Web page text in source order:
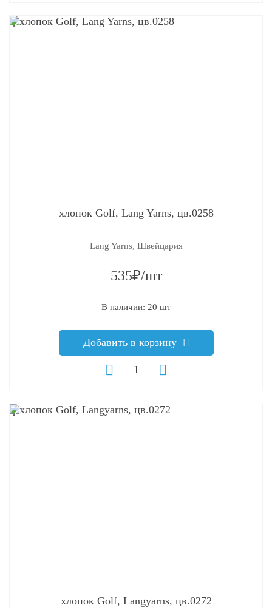
q
хлопок Golf, Lang Yarns, цв.0258
Lang Yarns, Швейцария
535₽/шт
В наличии: 20 шт
Добавить в корзину
q
хлопок Golf, Langyarns, цв.0272